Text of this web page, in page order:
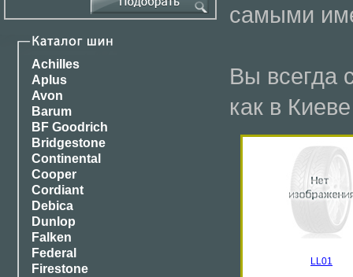
Achilles
Aplus
Avon
Barum
BF Goodrich
Bridgestone
Continental
Cooper
Cordiant
Debica
Dunlop
Falken
Federal
Firestone
самыми
Вы всегда
как в
LL01